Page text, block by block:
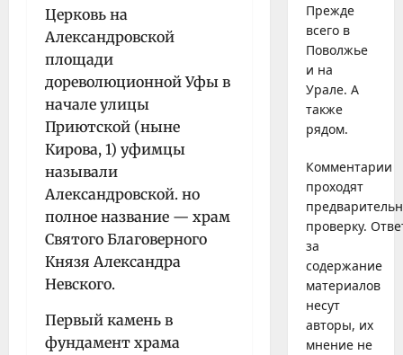
Церковь на
Александровской
площади
дореволюционной Уфы в
начале улицы
Приютской (ныне
Кирова, 1) уфимцы
называли
Александровской. но
полное название — храм
Святого Благоверного
Князя Александра
Невского.
Первый камень в
фундамент храма
Прежде
всего в
Поволжье
и на
Урале. А
также
рядом.
Комментарии
проходят
проверку.
за
содержание
материалов
несут
авторы, их
мнение не